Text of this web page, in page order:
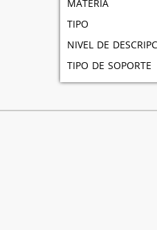
tipo
nivel de
tipo de soporte